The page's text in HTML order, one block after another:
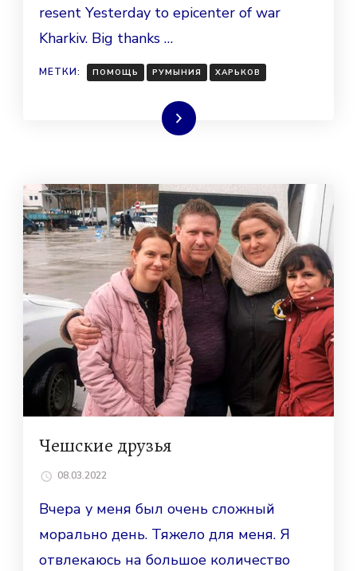
resent Yesterday to epicenter of war
Kharkiv. Big thanks …
МЕТКИ: ПОМОЩЬ РУМЫНИЯ ХАРЬКОВ
Читать далее
Чешские друзья
08.03.2022
Вчера у меня был очень сложный
морально день. Тяжело для меня. Я
отвлекаюсь на большое количество